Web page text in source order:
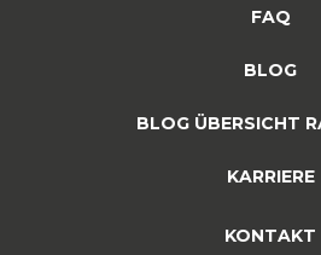
FAQ
BLOG
BLOG ÜBERSICHT
KARRIERE
KONTAKT